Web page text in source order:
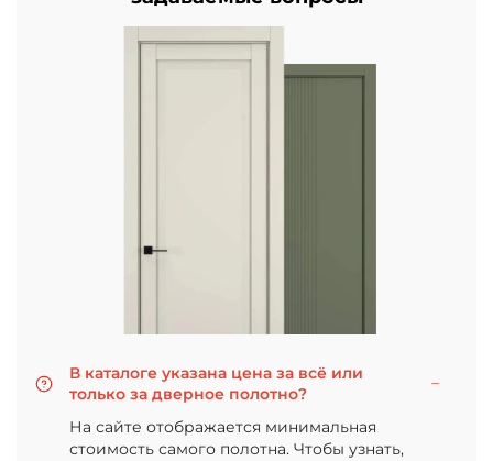
В каталоге указана цена за всё или
только за дверное полотно?
На сайте отображается минимальная
стоимость самого полотна. Чтобы узнать,